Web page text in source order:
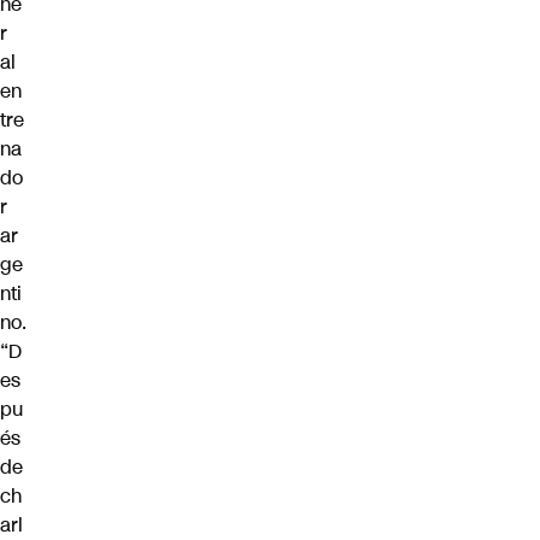
r
al
en
tre
na
do
r
ar
ge
nti
no.
“D
es
pu
és
de
ch
arl